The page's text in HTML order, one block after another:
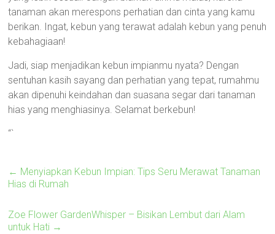
tanaman akan merespons perhatian dan cinta yang kamu
berikan. Ingat, kebun yang terawat adalah kebun yang penuh
kebahagiaan!
Jadi, siap menjadikan kebun impianmu nyata? Dengan
sentuhan kasih sayang dan perhatian yang tepat, rumahmu
akan dipenuhi keindahan dan suasana segar dari tanaman
hias yang menghiasinya. Selamat berkebun!
“`
← Menyiapkan Kebun Impian: Tips Seru Merawat Tanaman
Hias di Rumah
Zoe Flower GardenWhisper – Bisikan Lembut dari Alam
untuk Hati →